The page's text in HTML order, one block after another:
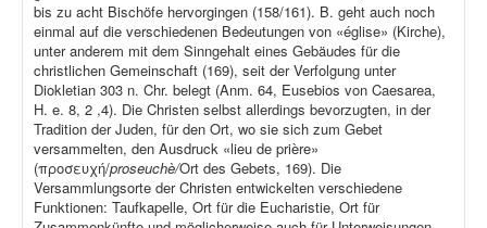
bis zu acht Bischöfe hervorgingen (158/161). B. geht auch noch
einmal auf die verschiedenen Bedeutungen von «église» (Kirche),
unter anderem mit dem Sinngehalt eines Gebäudes für die
christlichen Gemeinschaft (169), seit der Verfolgung unter
Diokletian 303 n. Chr. belegt (Anm. 64, Eusebios von Caesarea,
H. e. 8, 2 ,4). Die Christen selbst allerdings bevorzugten, in der
Tradition der Juden, für den Ort, wo sie sich zum Gebet
versammelten, den Ausdruck «lieu de prière»
(προσευχή/proseuchè/Ort des Gebets, 169). Die
Versammlungsorte der Christen entwickelten verschiedene
Funktionen: Taufkapelle, Ort für die Eucharistie, Ort für